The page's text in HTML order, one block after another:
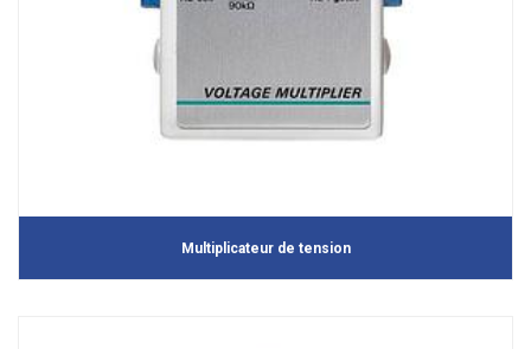
Multiplicateur de tension